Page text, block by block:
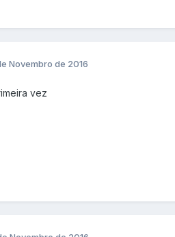
Novembro de 2016
vez